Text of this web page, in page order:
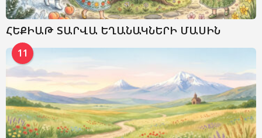
ՀԵՔԻԱԹ ՏԱՐՎԱ ԵՂԱՆԱԿՆԵՐԻ ՄԱՍԻՆ
11